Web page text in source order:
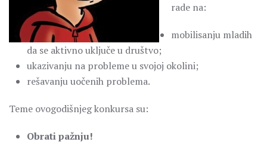
rade na:
mobilisanju mladih
da se aktivno uključe u društvo;
ukazivanju na probleme u svojoj okolini;
rešavanju uočenih problema.
Teme ovogodišnjeg konkursa su:
Obrati pažnju!